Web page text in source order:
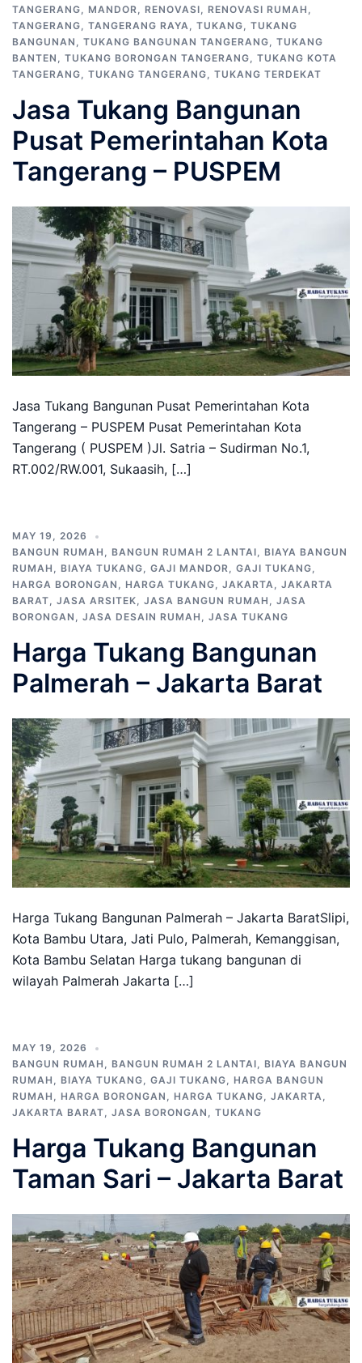
TANGERANG, MANDOR, RENOVASI, RENOVASI RUMAH ,
TANGERANG, TANGERANG RAYA, TUKANG, TUKANG
BANGUNAN , TUKANG BANGUNAN TANGERANG, TUKANG
BANTEN , TUKANG BORONGAN TANGERANG, TUKANG KOTA
TANGERANG, TUKANG TANGERANG, TUKANG TERDEKAT
Jasa Tukang Bangunan
Pusat Pemerintahan Kota
Tangerang – PUSPEM
Jasa Tukang Bangunan Pusat Pemerintahan Kota
Tangerang – PUSPEM Pusat Pemerintahan Kota
Tangerang ( PUSPEM )Jl. Satria – Sudirman No.1,
RT.002/RW.001, Sukaasih, […]
MAY 19, 2026
BANGUN RUMAH , BANGUN RUMAH 2 LANTAI, BIAYA BANGUN
RUMAH , BIAYA TUKANG, GAJI MANDOR, GAJI TUKANG,
HARGA BORONGAN , HARGA TUKANG, JAKARTA, JAKARTA
BARAT, JASA ARSITEK, JASA BANGUN RUMAH , JASA
BORONGAN , JASA DESAIN RUMAH , JASA TUKANG
Harga Tukang Bangunan
Palmerah – Jakarta Barat
Harga Tukang Bangunan Palmerah – Jakarta BaratSlipi,
Kota Bambu Utara, Jati Pulo, Palmerah, Kemanggisan,
Kota Bambu Selatan Harga tukang bangunan di
wilayah Palmerah Jakarta […]
MAY 19, 2026
BANGUN RUMAH , BANGUN RUMAH 2 LANTAI, BIAYA BANGUN
RUMAH , BIAYA TUKANG, GAJI TUKANG, HARGA BANGUN
RUMAH , HARGA BORONGAN , HARGA TUKANG, JAKARTA,
JAKARTA BARAT, JASA BORONGAN , TUKANG
Harga Tukang Bangunan
Taman Sari – Jakarta Barat